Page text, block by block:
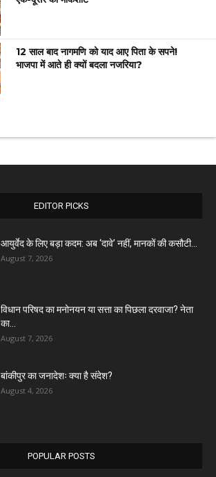
12 साल बाद नागमणि को याद आए पिता के सपने!
भाजपा में आते ही क्यों बदला नजरिया?
EDITOR PICKS
आयुर्वेद के लिए बड़ा कदम: अब ‘दावे’ नहीं, मानकों की कसौटी...
August 7, 2026
विधान परिषद का मनोनयन या सत्ता का पिछला दरवाजा? नेता
का...
August 7, 2026
बांकीपुर का जनादेशः क्या है संदेश?
August 4, 2026
POPULAR POSTS